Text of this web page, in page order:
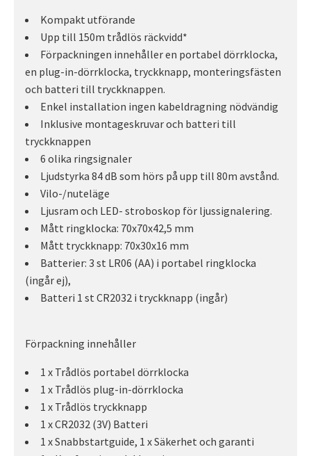
Kompakt utförande
Upp till 150m trådlös räckvidd*
Förpackningen innehåller en portabel dörrklocka,
en plug-in-dörrklocka, tryckknapp, monteringsfästen
och batteri till tryckknappen.
Enkel installation ingen kabeldragning nödvändig
Inklusive montageskruvar och batteri till
tryckknappen
6 olika ringsignaler
Ljudstyrka 84 dB som hörs på upp till 80m avstånd.
Vilo-/nuteläge
Ljusram och LED- stroboskop för ljussignalering.
Mått ringklocka: 70x70x42,5 mm
Mått tryckknapp: 70x30x16 mm
Batterier: 3 st LR06 (AA) i portabel ringklocka
(ingår ej),
Batteri 1 st CR2032 i tryckknapp (ingår)
Förpackning innehåller
1 x Trådlös portabel dörrklocka
1 x Trådlös plug-in-dörrklocka
1 x Trådlös tryckknapp
1 x CR2032 (3V) Batteri
1 x Snabbstartguide, 1 x Säkerhet och garanti